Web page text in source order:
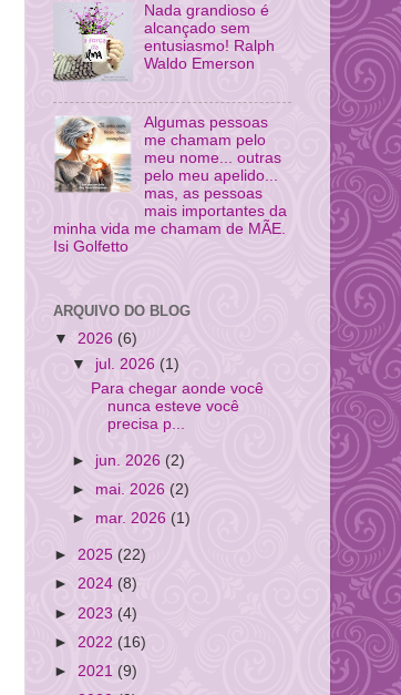
Nada grandioso é
alcançado sem
entusiasmo! Ralph
Waldo Emerson
Algumas pessoas
me chamam pelo
meu nome... outras
pelo meu apelido...
mas, as pessoas
mais importantes da
minha vida me chamam de MÃE.
Isi Golfetto
ARQUIVO DO BLOG
▼ 2026 (6)
▼ jul. 2026 (1)
Para chegar aonde você
nunca esteve você
precisa p...
► jun. 2026(2)
► mai. 2026(2)
► mar. 2026(1)
► 2025 (22)
► 2024 (8)
► 2023 (4)
► 2022 (16)
► 2021 (9)